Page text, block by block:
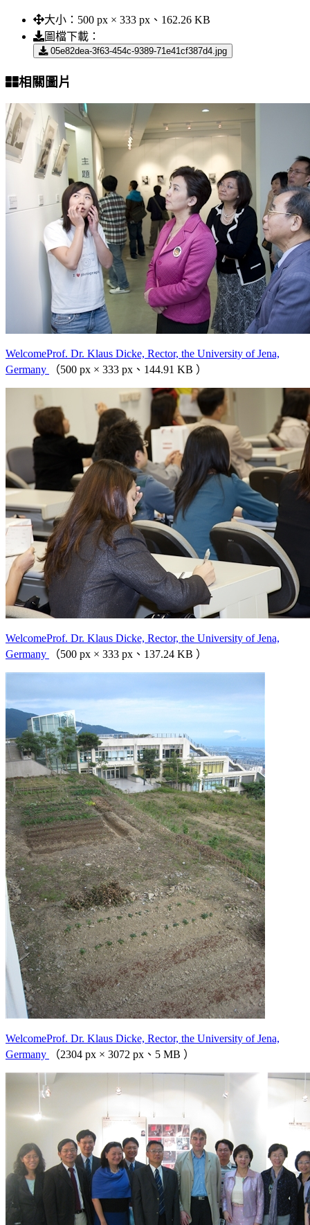
大小： 500 px × 333 px、162.26 KB
圖檔下載：
05e82dea-3f63-454c-9389-71e41cf387d4.jpg
相關圖片
WelcomeProf. Dr. Klaus Dicke, Rector, the University of Jena,
Germany
（500 px × 333 px、144.91 KB ）
WelcomeProf. Dr. Klaus Dicke, Rector, the University of Jena,
Germany
（500 px × 333 px、137.24 KB ）
WelcomeProf. Dr. Klaus Dicke, Rector, the University of Jena,
Germany
（2304 px × 3072 px、5 MB ）